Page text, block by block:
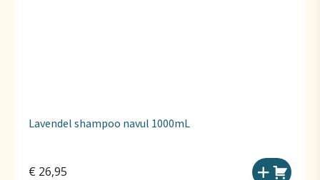
Lavendel shampoo navul 1000mL
€ 26,95